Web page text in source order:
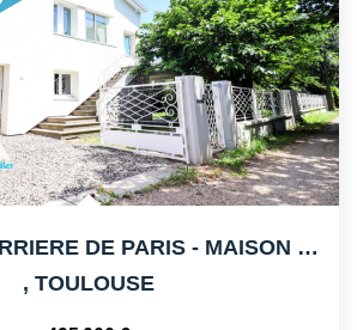
MINIMES / BARRIERE DE PARIS - MAISON RENOVEE - GARAGE
, TOULOUSE